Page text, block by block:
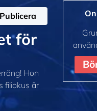
Publicera
för
Hon
filiokus är